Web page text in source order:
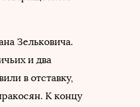
Зельковича.
и два
в отставку,
К концу